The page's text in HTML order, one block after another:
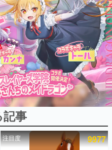
ンキング
ページビュー数万以上！ などな
た、電ファミ渾身の“殿堂入り”記
事
注目度 9977